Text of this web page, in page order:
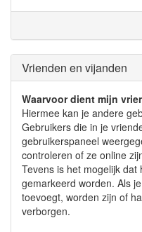
Vrienden en vijanden
Waarvoor dient mijn
Hiermee kan je andere
Gebruikers die in je
gebruikerspaneel
controleren of ze online
Tevens is het mogelijk
gemarkeerd worden. Als
toevoegt, worden zijn of
verborgen.